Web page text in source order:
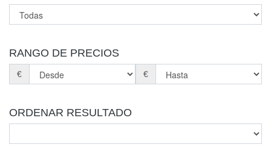
RANGO DE PRECIOS
€ €
ORDENAR RESULTADO